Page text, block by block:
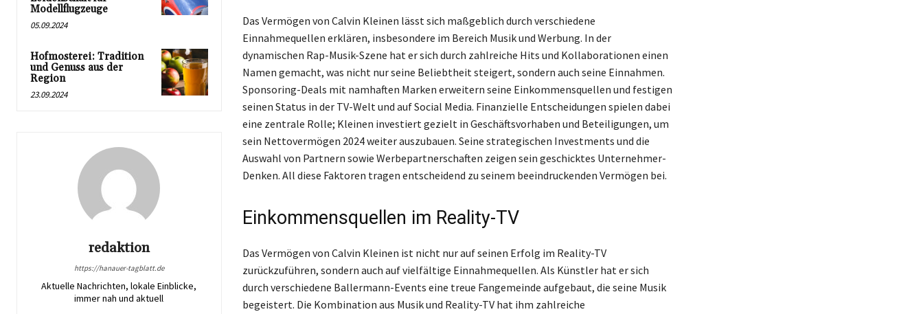
Modellflugzeuge
05.09.2024
Hofmosterei: Tradition
und Genuss aus der
Region
23.09.2024
redaktion
https://hanauer-tagblatt.de
Aktuelle Nachrichten, lokale Einblicke,
immer nah und aktuell
Das Vermögen von Calvin Kleinen lässt sich maßgeblich durch verschiedene
Einnahmequellen erklären, insbesondere im Bereich Musik und Werbung. In der
dynamischen Rap-Musik-Szene hat er sich durch zahlreiche Hits und Kollaborationen einen
Namen gemacht, was nicht nur seine Beliebtheit steigert, sondern auch seine Einnahmen.
Sponsoring-Deals mit namhaften Marken erweitern seine Einkommensquellen und festigen
seinen Status in der TV-Welt und auf Social Media. Finanzielle Entscheidungen spielen dabei
eine zentrale Rolle; Kleinen investiert gezielt in Geschäftsvorhaben und Beteiligungen, um
sein Nettovermögen 2024 weiter auszubauen. Seine strategischen Investments und die
Auswahl von Partnern sowie Werbepartnerschaften zeigen sein geschicktes Unternehmer-
Denken. All diese Faktoren tragen entscheidend zu seinem beeindruckenden Vermögen bei.
Einkommensquellen im Reality-TV
Das Vermögen von Calvin Kleinen ist nicht nur auf seinen Erfolg im Reality-TV
zurückzuführen, sondern auch auf vielfältige Einnahmequellen. Als Künstler hat er sich
durch verschiedene Ballermann-Events eine treue Fangemeinde aufgebaut, die seine Musik
begeistert. Die Kombination aus Musik und Reality-TV hat ihm zahlreiche